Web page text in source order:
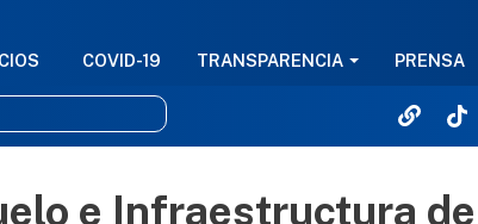
Pasar al contenido principal
COVID-19 TRANSPARENCIA PRENSA
e Infraestructura de